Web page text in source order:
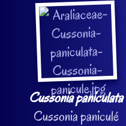
Cussonia paniculata
Cussonia paniculé